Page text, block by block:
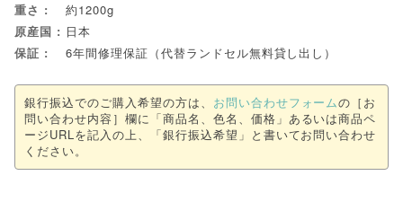
重さ
約1200g
原産国
日本
保証
6年間修理保証（代替ランドセル無料貸し出し）
銀行振込でのご購入希望の方は、 お問い合わせフォームの［お
問い合わせ内容］欄に「商品名、色名、価格」あるいは商品ペ
ージURLを記入の上、「銀行振込希望」と書いてお問い合わせ
ください。